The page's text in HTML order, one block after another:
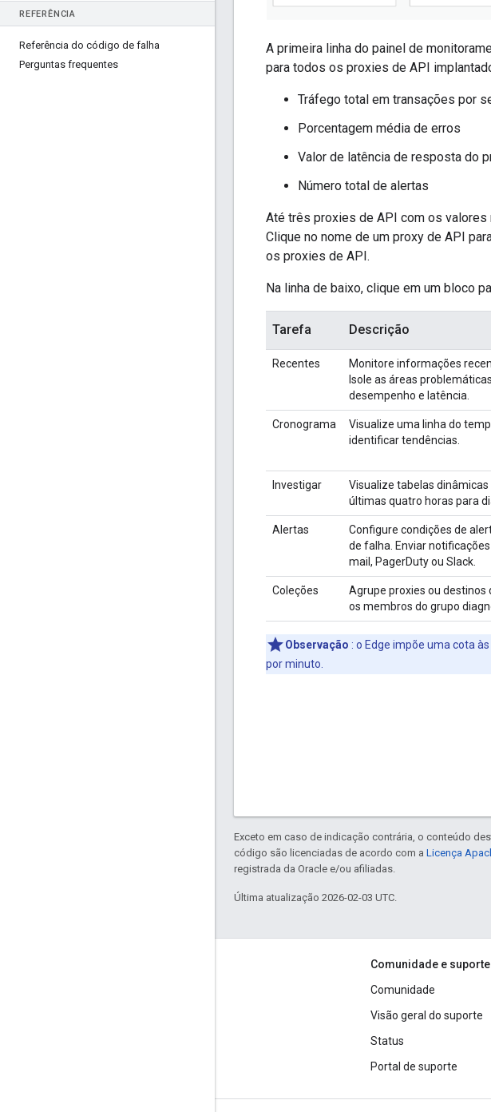
REFERÊNCIA
Referência do código de falha
Perguntas frequentes
A primeira linha do painel de
para todos os proxies de API
Tráfego total em transações por
Porcentagem média de erros
Valor de latência de resposta do
Número total de alertas
Até três proxies de API com os
Clique no nome de um proxy de API
os proxies de API.
Na linha de baixo, clique em um bloco
Tarefa Descrição
Recentes
Monitore informações
Isole as áreas
desempenho e latência.
Cronograma
Visualize uma linha do
identificar tendências.
Investigar
Visualize tabelas
últimas quatro horas para
Alertas
Configure condições de
de falha. Enviar
mail, PagerDuty ou Slack.
Coleções
Agrupe proxies ou destinos
os membros do grupo
Observação : o Edge impõe uma cota
por minuto.
Exceto em caso de indicação contrária, o conteúdo
código são licenciadas de acordo com a Licença
registrada da Oracle e/ou afiliadas.
Última atualização 2026-02-03 UTC.
Comunidade e suporte
Comunidade
Visão geral do suporte
Status
Portal de suporte